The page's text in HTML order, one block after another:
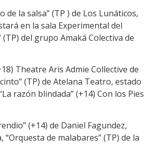
la salsa” (TP ) de Los Lunáticos,
en la sala Experimental del
del grupo Amaká Colectiva de
Theatre Aris Admie Collective de
(TP) de Atelana Teatro, estado
razón blindada” (+14) Con los Pies
(+14) de Daniel Fagundez,
de malabares” (TP) de la